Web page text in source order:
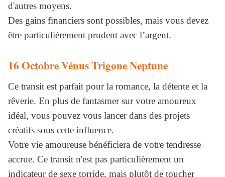
d'autres moyens.
Des gains financiers sont possibles, mais vous devez
être particulièrement prudent avec l’argent.
16 Octobre Vénus Trigone Neptune
Ce transit est parfait pour la romance, la détente et la
rêverie. En plus de fantasmer sur votre amoureux
idéal, vous pouvez vous lancer dans des projets
créatifs sous cette influence.
Votre vie amoureuse bénéficiera de votre tendresse
accrue. Ce transit n'est pas particulièrement un
indicateur de sexe torride, mais plutôt de toucher